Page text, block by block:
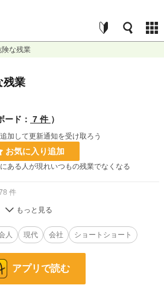
険な残業
残業
ード： 7 件 ）
加して更新通知を受け取ろう
お気に入り追加
ある人が現れいつもの残業でなくなる
件
件
人 現代 会社 ショートショート
アプリで読む